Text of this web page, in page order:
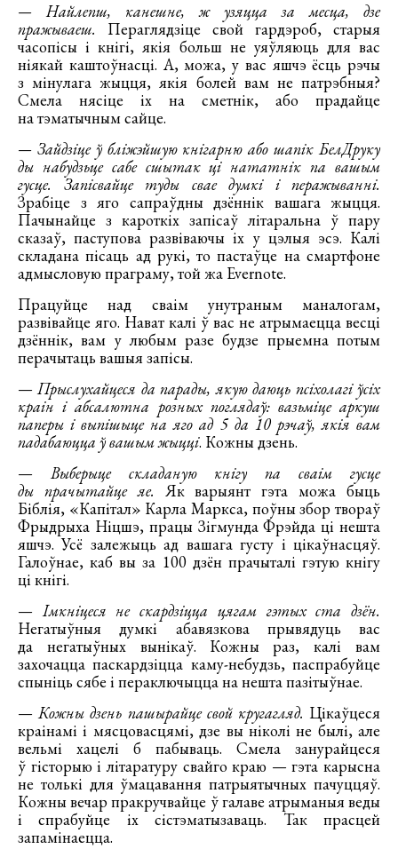
— Найлепш, канешне, ж узяцца за месца, дзе
пражываеш. Пераглядзіце свой гардэроб, старыя
часопісы і кнігі, якія больш не уяўляюць для вас
ніякай каштоўнасці. А, можа, у вас яшчэ ёсць рэчы
з мінулага жыцця, якія болей вам не патрэбныя?
Смела нясіце іх на сметнік, або прадайце
на тэматычным сайце.
— Зайдзіце ў бліжэйшую кнігарню або шапік БелДруку
ды набудзьце сабе сшытак ці нататнік па вашым
гусце. Запісвайце туды свае думкі і перажыванні.
Зрабіце з яго сапраўдны дзённік вашага жыцця.
Пачынайце з кароткіх запісаў літаральна ў пару
сказаў, паступова развіваючы іх у цэлыя эсэ. Калі
складана пісаць ад рукі, то пастаўце на смартфоне
адмысловую праграму, той жа Evernote.
Працуйце над сваім унутраным маналогам,
развівайце яго. Нават калі ў вас не атрымаецца весці
дзённік, вам у любым разе будзе прыемна потым
перачытаць вашыя запісы.
—Прыслухайцеся да парады, якую даюць псіхолагі ўсіх
краін і абсалютна розных поглядаў: вазьміце аркуш
паперы і выпішыце на яго ад 5 да 10 рэчаў, якія вам
падабаюцца ў вашым жыцці. Кожны дзень.
— Выберыце складаную кнігу па сваім гусце
ды прачытайце яе. Як варыянт гэта можа быць
Біблія, «Капітал» Карла Маркса, поўны збор твораў
Фрыдрыха Ніцшэ, працы Зігмунда Фрэйда ці нешта
яшчэ. Усё залежыць ад вашага густу і цікаўнасцяў.
Галоўнае, каб вы за 100 дзён прачыталі гэтую кнігу
ці кнігі.
— Імкніцеся не скардзіцца цягам гэтых ста дзён.
Негатыўныя думкі абавязкова прывядуць вас
да негатыўных вынікаў. Кожны раз, калі вам
захочацца паскардзіцца каму-небудзь, паспрабуйце
спыніць сябе і пераключыцца на нешта пазітыўнае.
—Кожны дзень пашырайце свой кругагляд. Цікаўцеся
краінамі і мясцовасцямі, дзе вы ніколі не былі, але
вельмі хацелі б пабываць. Смела занурайцеся
ў гісторыю і літаратуру свайго краю — гэта карысна
не толькі для ўмацавання патрыятычных пачуццяў.
Кожны вечар пракручвайце ў галаве атрыманыя веды
і спрабуйце іх сістэматызаваць. Так прасцей
запамінаецца.